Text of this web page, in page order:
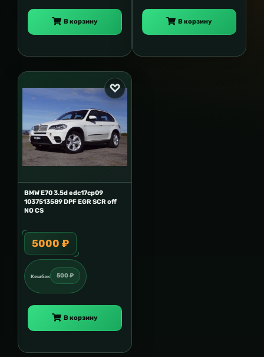
В корзину В корзину
BMW E70 3.5d edc17cp09
1037513589 DPF EGR SCR off
NO CS
5000 ₽
Кешбэк 500 ₽
В корзину